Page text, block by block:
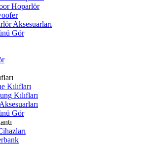
Hoparlör
Aksesuarları
Gör
Kılıfları
Kılıfları
Gör